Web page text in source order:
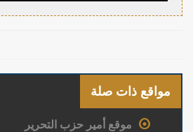
مواقع ذات صلة
موقع أمير حزب التحرير